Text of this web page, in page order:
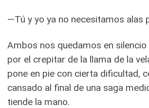
—Tú y yo ya no necesitamos alas
Ambos nos quedamos en
por el crepitar de la llama de la
pone en pie con cierta dificultad,
cansado al final de una saga
tiende la mano.